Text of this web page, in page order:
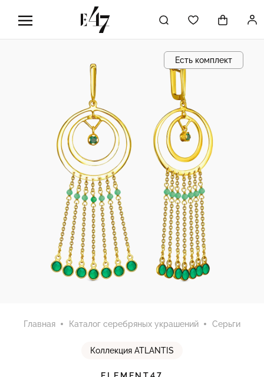
Есть комплект
Главная Каталог серебряных украшений Серьги
Коллекция ATLANTIS